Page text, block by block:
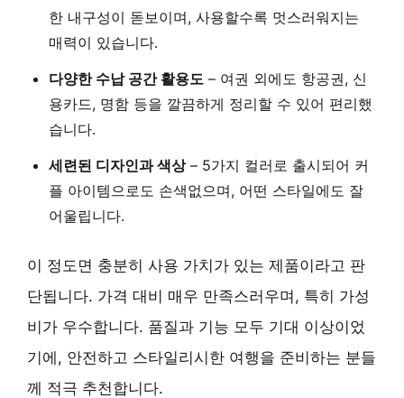
한 내구성이 돋보이며, 사용할수록 멋스러워지는
매력이 있습니다.
다양한 수납 공간 활용도 – 여권 외에도 항공권, 신
용카드, 명함 등을 깔끔하게 정리할 수 있어 편리했
습니다.
세련된 디자인과 색상– 5가지 컬러 로 출시되어 커
플 아이템으로도 손색없으며, 어떤 스타일에도 잘
어울립니다.
이 정도면 충분히 사용 가치가 있는 제품이라고 판
단됩니다. 가격 대비 매우 만족스러우며, 특히 가성
비가 우수합니다. 품질과 기능 모두 기대 이상이었
기에, 안전하고 스타일리시한 여행을 준비하는 분들
께 적극 추천합니다.